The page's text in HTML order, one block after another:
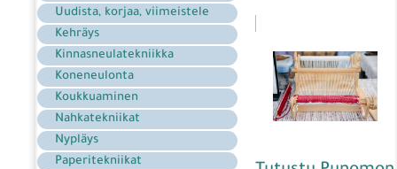
Uudista, korjaa, viimeistele
Kehräys
Kinnasneulatekniikka
Koneneulonta
Koukkuaminen
Nahkatekniikat
Nypläys
Paperitekniikat